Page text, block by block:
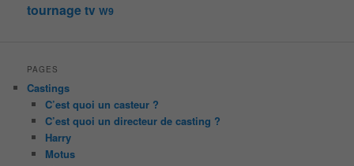
tournagetv W9
PAGES
Castings
C’est quoi un casteur ?
C’est quoi un directeur de casting ?
Harry
Motus